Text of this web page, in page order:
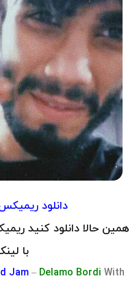
دانلود ر
همین حالا دانلود کنید
با
Jam – Delamo Bordi With